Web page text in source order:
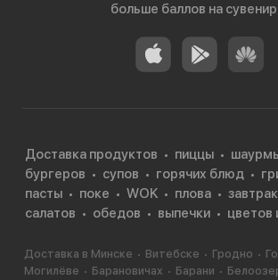
больше баллов на
Доставка продуктов пиццы
бургеров
супов горячих блюд
пасты
поке WOK плова
салатов
обедов выпечки цветов
Доставка в Минске Витебске Гродно
Могилёве
Барановичах Барани